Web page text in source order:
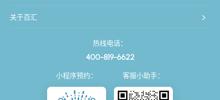
关于百汇
热线电话：
400-819-6622
小程序预约： 客服小助手：